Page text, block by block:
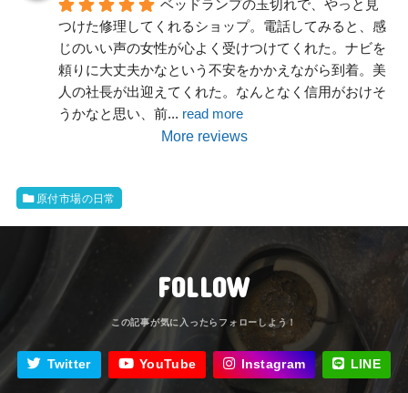
ベッドランプの玉切れで、やっと見
つけた修理してくれるショップ。電話してみると、感
じのいい声の女性が心よく受けつけてくれた。ナビを
頼りに大丈夫かなという不安をかかえながら到着。美
人の社長が出迎えてくれた。なんとなく信用がおけそ
うかなと思い、前... read more
More reviews
原付市場の日常
FOLLOW
Twitter YouTube Instagram LINE